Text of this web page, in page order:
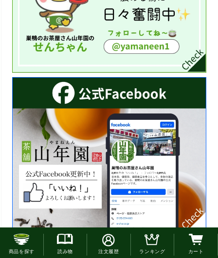
お電話でのご注文はこちら
商品を探す 読み物 注文履歴 ランキング カート